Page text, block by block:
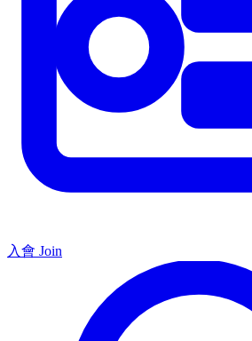
入會 Join